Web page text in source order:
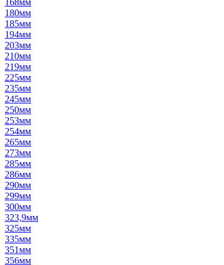
168мм
180мм
185мм
194мм
203мм
210мм
219мм
225мм
235мм
245мм
250мм
253мм
254мм
265мм
273мм
285мм
286мм
290мм
299мм
300мм
323,9мм
325мм
335мм
351мм
356мм